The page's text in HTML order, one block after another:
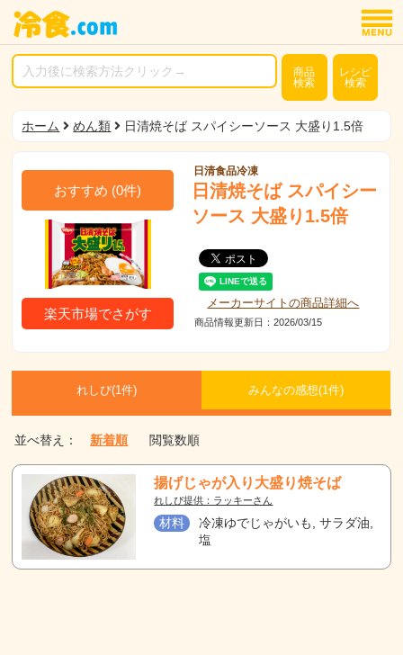
商品
検索
レシピ
検索
ホーム めん類 日清焼そば スパイシーソース 大盛り1.5倍
おすすめ (0件)
楽天市場でさがす
日清食品冷凍
日清焼そば スパイシー
ソース 大盛り1.5倍
メーカーサイトの商品詳細へ
商品情報更新日：2026/03/15
れしぴ(1件) みんなの感想(1件)
並べ替え： 新着順 閲覧数順
揚げじゃが入り大盛り焼そば
れしぴ提供：ラッキーさん
材料
冷凍ゆでじゃがいも, サラダ油,
塩